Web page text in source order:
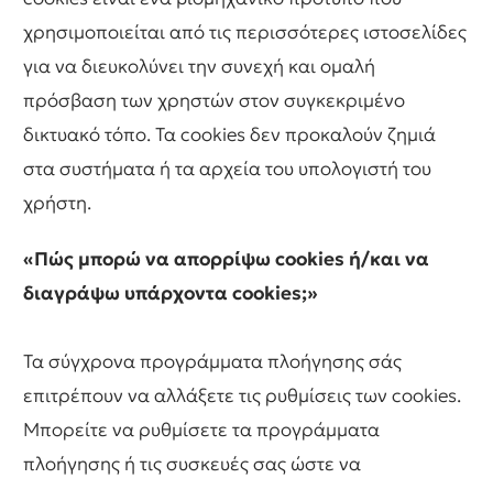
χρησιμοποιείται από τις περισσότερες ιστοσελίδες
για να διευκολύνει την συνεχή και ομαλή
πρόσβαση των χρηστών στον συγκεκριμένο
δικτυακό τόπο. Τα cookies δεν προκαλούν ζημιά
στα συστήματα ή τα αρχεία του υπολογιστή του
χρήστη.
«Πώς μπορώ να απορρίψω cookies ή/και να
διαγράψω υπάρχοντα cookies;»
Τα σύγχρονα προγράμματα πλοήγησης σάς
επιτρέπουν να αλλάξετε τις ρυθμίσεις των cookies.
Μπορείτε να ρυθμίσετε τα προγράμματα
πλοήγησης ή τις συσκευές σας ώστε να